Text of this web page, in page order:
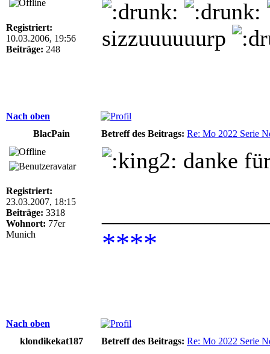
Registriert:
10.03.2006, 19:56
Beiträge: 248 sizzuuuuuurp
Nach oben
BlacPain
Betreff des Beitrags: Re: Mo 2022 Serie
Registriert:
23.03.2007, 18:15
Beiträge: 3318
Wohnort: 77er
Munich
danke
****
Nach oben
klondikekat187
Betreff des Beitrags: Re: Mo 2022 Serie